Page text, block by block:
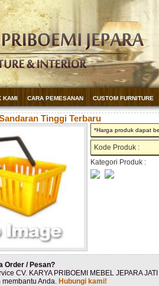
KAMI CARA PEMESANAN CUSTOM FURNITURE
Tinggi Terbaru
*Harga produk dapat
Kode Produk :
Kategori Produk :
Order / Pesan?
CV. KARYA PRIBOEMI MEBEL JEPARA
Anda. Hubungi kami!